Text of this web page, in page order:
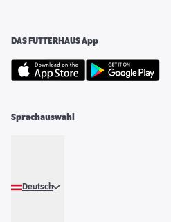
DAS FUTTERHAUS App
Sprachauswahl
Deutsch